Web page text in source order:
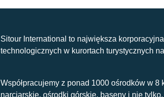
Sitour International to największa
technologicznych w kurortach turystycznych
Współpracujemy z ponad 1000 ośrodków w 8
narciarskie, ośrodki górskie, baseny i nie tylko.